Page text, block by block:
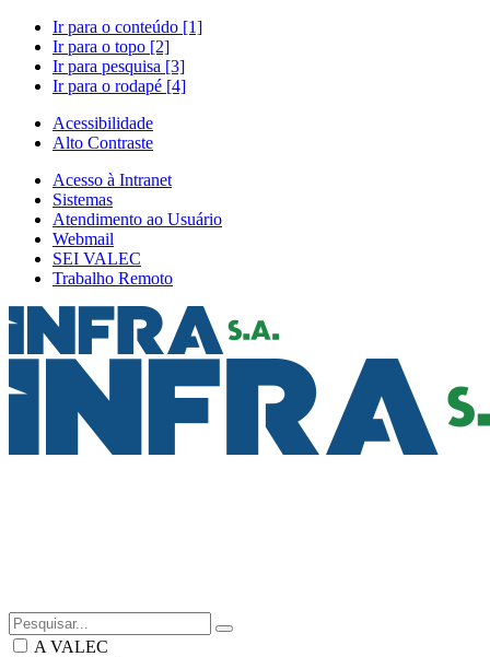
Ir para o conteúdo [1]
Ir para o topo [2]
Ir para pesquisa [3]
Ir para o rodapé [4]
Acessibilidade
Alto Contraste
Acesso à Intranet
Sistemas
Atendimento ao Usuário
Webmail
SEI VALEC
Trabalho Remoto
A VALEC